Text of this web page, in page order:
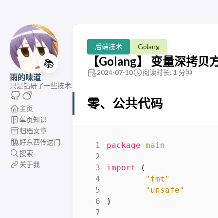
📚
雨的味道
只是钻研了一些技术.
主页
单页知识
归档文章
好东西传送门
搜索
关于我
后端技术 Golang
【Golang】 变量深拷贝
2024-07-10 阅读时长: 1 分钟
零、公共代码
package main
import
(
"fmt"
"unsafe"
)